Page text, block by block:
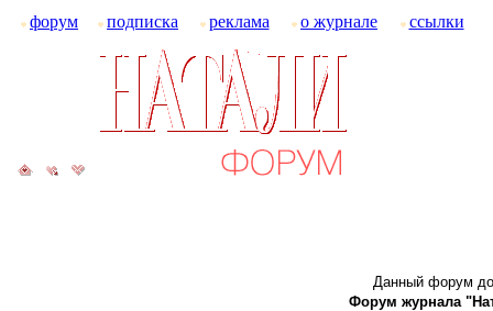
форум подписка реклама о журнале ссылки
Данный форум
Форум журнала